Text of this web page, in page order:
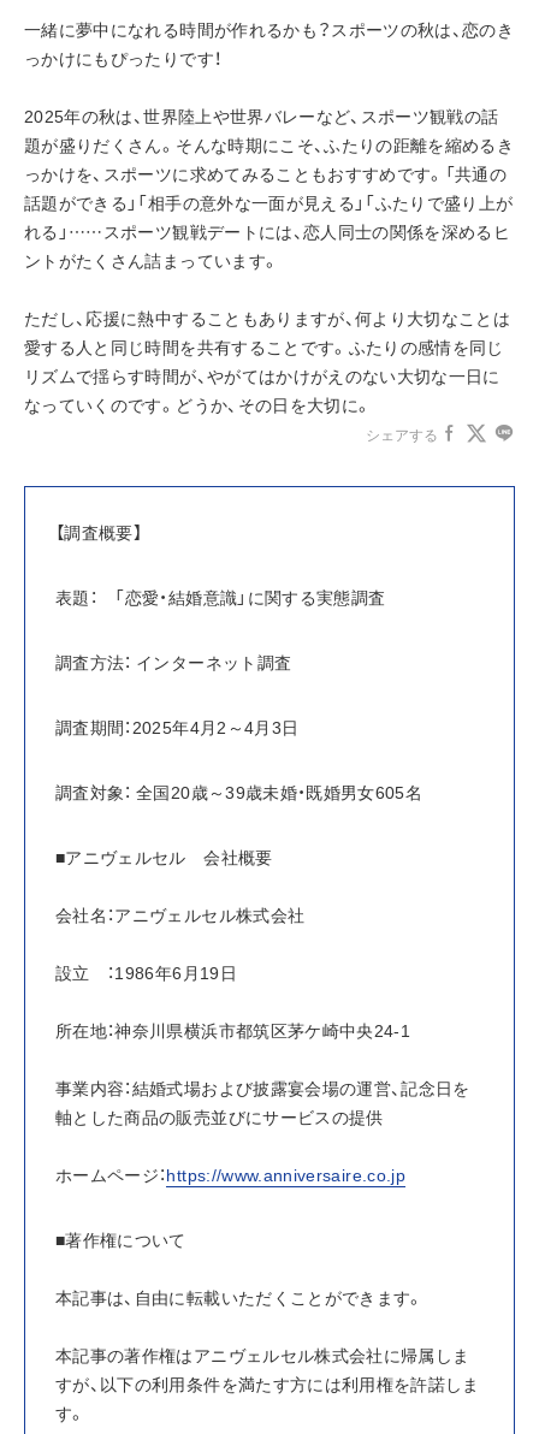
一緒に夢中になれる時間が作れるかも？スポーツの秋は、恋のき
っかけにもぴったりです！
2025年の秋は、世界陸上や世界バレーなど、スポーツ観戦の話
題が盛りだくさん。そんな時期にこそ、ふたりの距離を縮めるき
っかけを、スポーツに求めてみることもおすすめです。「共通の
話題ができる」「相手の意外な一面が見える」「ふたりで盛り上が
れる」……スポーツ観戦デートには、恋人同士の関係を深めるヒ
ントがたくさん詰まっています。
ただし、応援に熱中することもありますが、何より大切なことは
愛する人と同じ時間を共有することです。ふたりの感情を同じ
リズムで揺らす時間が、やがてはかけがえのない大切な一日に
なっていくのです。どうか、その日を大切に。
シェアする
【調査概要】
表題：　「恋愛・結婚意識」に関する実態調査
調査方法： インターネット調査
調査期間：2025年4月2～4月3日
調査対象： 全国20歳～39歳未婚・既婚男女605名
■アニヴェルセル　会社概要
会社名：アニヴェルセル株式会社
設立　：1986年6月19日
所在地：神奈川県横浜市都筑区茅ケ崎中央24-1
事業内容：結婚式場および披露宴会場の運営、記念日を
軸とした商品の販売並びにサービスの提供
ホームページ：https://www.anniversaire.co.jp
■著作権について
本記事は、自由に転載いただくことができます。
本記事の著作権はアニヴェルセル株式会社に帰属しま
すが、以下の利用条件を満たす方には利用権を許諾しま
す。